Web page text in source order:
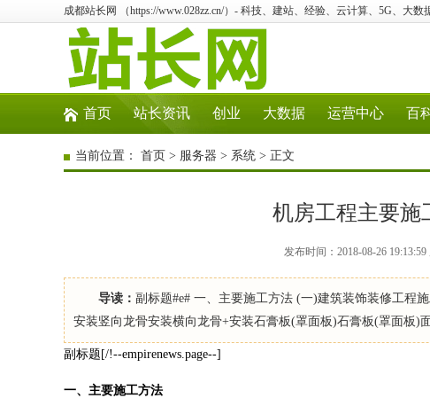
成都站长网 （https://www.028zz.cn/）- 科技、建站、经验、云计算、5G、大数
首页 站长资讯 创业 大数据 运营中心 百
当前位置： 首页 > 服务器 > 系统 > 正文
机房工程主要施
发布时间：2018-08-26
导读： 副标题#e# 一、主要施工方法 (一)建筑装饰装修工程
安装竖向龙骨安装横向龙骨+安装石膏板(罩面板)石膏板(罩面板)
副标题[/!--empirenews.page--]
一、主要施工方法